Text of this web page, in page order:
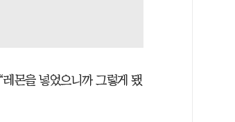
몬을 넣었으니까 그렇게 됐